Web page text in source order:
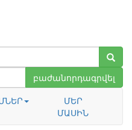
բաժանորդագրվել
ՄԵՐ
ՄԱՍԻՆ